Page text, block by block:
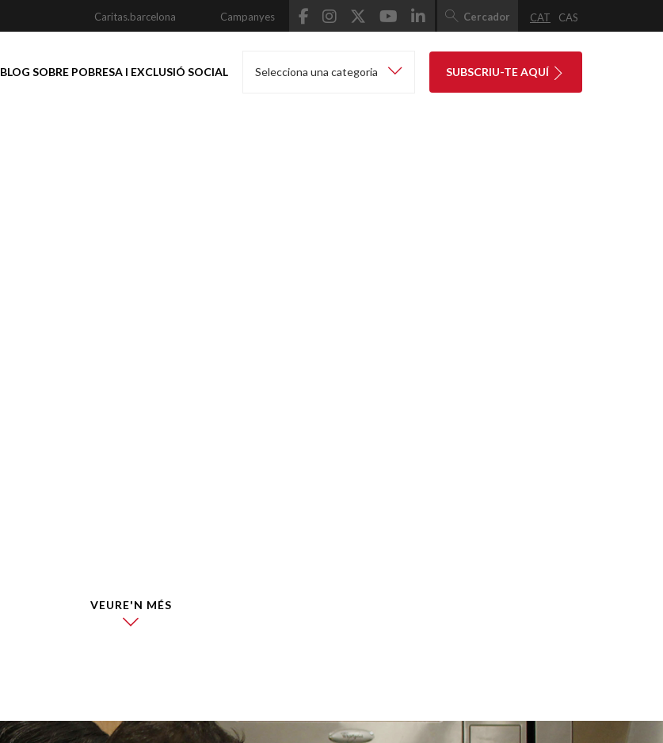
Caritas.barcelona Campanyes Cercador CAT CAS
BLOG SOBRE POBRESA I EXCLUSIÓ SOCIAL Selecciona una categoria SUBSCRIU-TE AQUÍ
VEURE'N MÉS